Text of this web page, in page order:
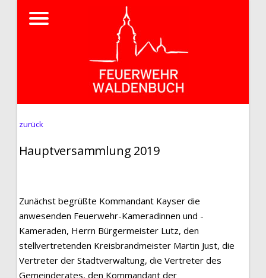
zurück
Hauptversammlung 2019
Zunächst begrüßte Kommandant Kayser die
anwesenden Feuerwehr-Kameradinnen und -
Kameraden, Herrn Bürgermeister Lutz, den
stellvertretenden Kreisbrandmeister Martin Just, die
Vertreter der Stadtverwaltung, die Vertreter des
Gemeinderates, den Kommandant der